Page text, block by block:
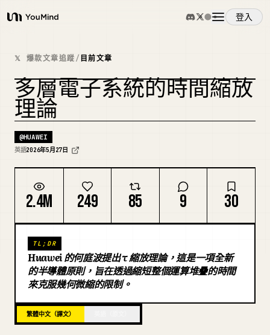
YouMind
登入
概覽
使用案例
技能
提示詞
定價
下載
部落格
更新
𝕏 爆款文章追蹤/ 目前文章
多層電子系統的時間縮放
理論
@HUAWEI
英語2026年5月27日
2.4M 249 85 9 30
TL;DR
Huawei 的何庭波提出 τ 縮放理論，這是一項全新
的半導體原則，旨在透過縮短整個運算堆疊的時間
來克服幾何微縮的限制。
繁體中文（譯文）